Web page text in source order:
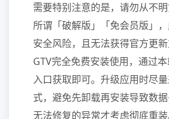
需要特别注意的是，请勿从不
所谓「破解版」「免会员版」
安全风险，且无法获得官方更
GTV完全免费安装使用，通过
入口获取即可。升级应用时尽
式，避免先卸载再安装导致数
无法修复的异常才考虑彻底重装